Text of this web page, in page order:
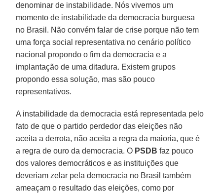
denominar de instabilidade. Nós vivemos um
momento de instabilidade da democracia burguesa
no Brasil. Não convém falar de crise porque não tem
uma força social representativa no cenário político
nacional propondo o fim da democracia e a
implantação de uma ditadura. Existem grupos
propondo essa solução, mas são pouco
representativos.
A instabilidade da democracia está representada pelo
fato de que o partido perdedor das eleições não
aceita a derrota, não aceita a regra da maioria, que é
a regra de ouro da democracia. O PSDB faz pouco
dos valores democráticos e as instituições que
deveriam zelar pela democracia no Brasil também
ameaçam o resultado das eleições, como por